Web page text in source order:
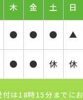
情報は当社内
合に生じる結
。個人情報に関
木 金 土
日
● ● ● ▲
● ● 休 休
は18時15分までに